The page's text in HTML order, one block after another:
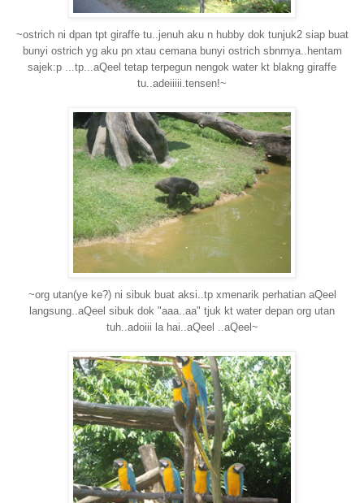
~ostrich ni dpan tpt giraffe tu..jenuh aku n hubby dok tunjuk2 siap buat
bunyi ostrich yg aku pn xtau cemana bunyi ostrich sbnrnya..hentam
sajek:p ...tp...aQeel tetap terpegun nengok water kt blakng giraffe
tu..adeiiiii.tensen!~
~org utan(ye ke?) ni sibuk buat aksi..tp xmenarik perhatian aQeel
langsung..aQeel sibuk dok "aaa..aa" tjuk kt water depan org utan
tuh..adoiii la hai..aQeel ..aQeel~